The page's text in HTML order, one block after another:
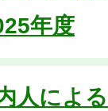
年度
人によ